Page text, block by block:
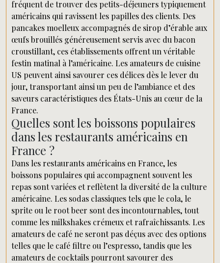
fréquent de trouver des petits-déjeuners typiquement
américains qui ravissent les papilles des clients. Des
pancakes moelleux accompagnés de sirop d’érable aux
œufs brouillés généreusement servis avec du bacon
croustillant, ces établissements offrent un véritable
festin matinal à l’américaine. Les amateurs de cuisine
US peuvent ainsi savourer ces délices dès le lever du
jour, transportant ainsi un peu de l’ambiance et des
saveurs caractéristiques des États-Unis au cœur de la
France.
Quelles sont les boissons populaires
dans les restaurants américains en
France ?
Dans les restaurants américains en France, les
boissons populaires qui accompagnent souvent les
repas sont variées et reflètent la diversité de la culture
américaine. Les sodas classiques tels que le cola, le
sprite ou le root beer sont des incontournables, tout
comme les milkshakes crémeux et rafraîchissants. Les
amateurs de café ne seront pas déçus avec des options
telles que le café filtre ou l’espresso, tandis que les
amateurs de cocktails pourront savourer des